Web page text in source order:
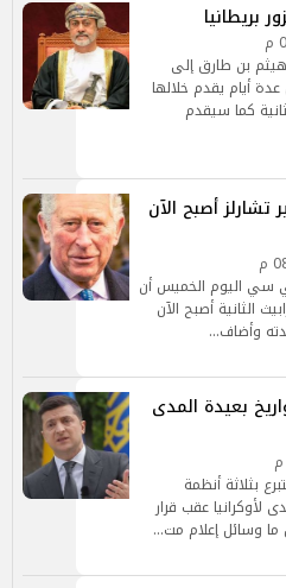
بريطانيا
بن طارق إلى
أيام يقدم خلالها
كما سيقدم
تشارلز أصبح الآن
سي اليوم الخميس أن
الثانية أصبح الآن
وأضاف…
بعيدة المدى
بثلاثة أنظمة
لأوكرانيا عقب قرار
ما وسائل إعلام مت…